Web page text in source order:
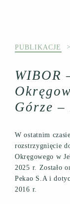
PUBLIKACJE
WIBOR
Górze
W ostatnim
rozstrzygnięcie
Okręgowego w
2025 r. Zostało
Pekao S.A i
2016 r.